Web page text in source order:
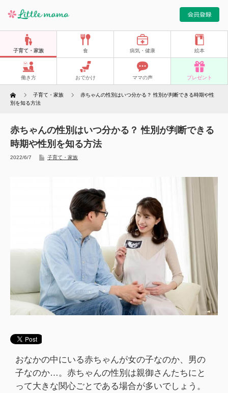
子育て・家族 食 病気・健康 絵本
働き方 おでかけ ママの声 プレゼント
Home 子育て・家族
赤ちゃんの性別はいつ分かる？ 性別が判断できる時期や性
別を知る方法
赤ちゃんの性別はいつ分かる？ 性別が判断できる
時期や性別を知る方法
2022/6/7 子育て・家族
おなかの中にいる赤ちゃんが女の子なのか、男の
子なのか…。赤ちゃんの性別は親御さんたちにと
って大きな関心ごとである場合が多いでしょう。